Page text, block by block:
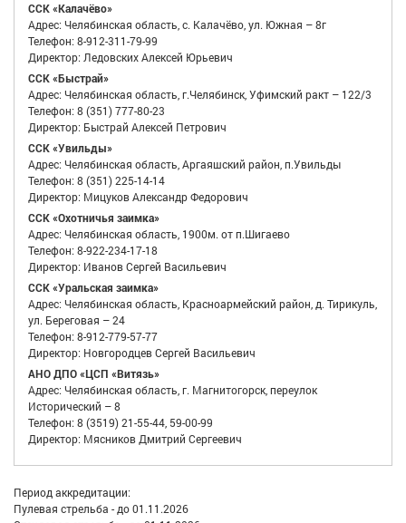
ССК «Калачёво»
Адрес: Челябинская область, с. Калачёво, ул. Южная – 8г
Телефон: 8-912-311-79-99
Директор: Ледовских Алексей Юрьевич
ССК «Быстрай»
Адрес: Челябинская область, г.Челябинск, Уфимский ракт – 122/3
Телефон: 8 (351) 777-80-23
Директор: Быстрай Алексей Петрович
ССК «Увильды»
Адрес: Челябинская область, Аргаяшский район, п.Увильды
Телефон: 8 (351) 225-14-14
Директор: Мицуков Александр Федорович
ССК «Охотничья заимка»
Адрес: Челябинская область, 1900м. от п.Шигаево
Телефон: 8-922-234-17-18
Директор: Иванов Сергей Васильевич
ССК «Уральская заимка»
Адрес: Челябинская область, Красноармейский район, д. Тирикуль,
ул. Береговая – 24
Телефон: 8-912-779-57-77
Директор: Новгородцев Сергей Васильевич
АНО ДПО «ЦСП «Витязь»
Адрес: Челябинская область, г. Магнитогорск, переулок
Исторический – 8
Телефон: 8 (3519) 21-55-44, 59-00-99
Директор: Мясников Дмитрий Сергеевич
Период аккредитации:
Пулевая стрельба - до 01.11.2026